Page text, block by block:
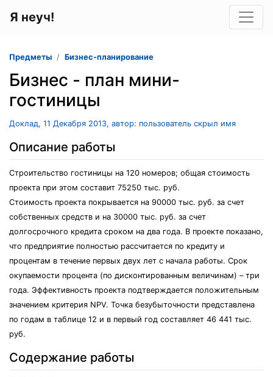
Я неуч!
Предметы Бизнес-планирование
Бизнес - план мини-
гостиницы
Доклад, 11 Декабря 2013, автор: пользователь скрыл имя
Описание работы
Строительство гостиницы на 120 номеров; общая стоимость
проекта при этом составит 75250 тыс. руб.
Стоимость проекта покрывается на 90000 тыс. руб. за счет
собственных средств и на 30000 тыс. руб. за счет
долгосрочного кредита сроком на два года. В проекте показано,
что предприятие полностью рассчитается по кредиту и
процентам в течение первых двух лет с начала работы. Срок
окупаемости процента (по дисконтированным величинам) – три
года. Эффективность проекта подтверждается положительным
значением критерия NPV. Точка безубыточности представлена
по годам в таблице 12 и в первый год составляет 46 441 тыс.
руб.
Содержание работы